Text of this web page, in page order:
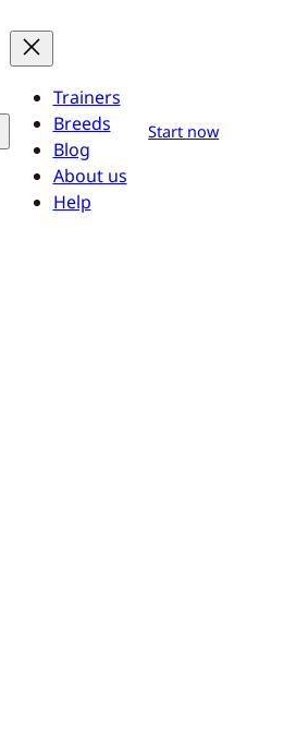
Trainers
Breeds
Blog
About us
Help
Start now